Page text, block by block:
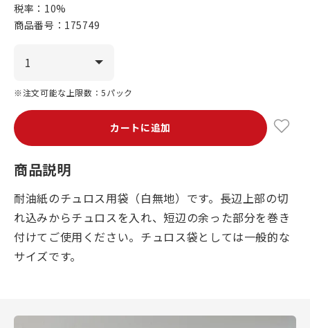
税率： 10%
商品番号： 175749
※注文可能な上限数：5パック
カートに追加
商品説明
耐油紙のチュロス用袋（白無地）です。長辺上部の切
れ込みからチュロスを入れ、短辺の余った部分を巻き
付けてご使用ください。チュロス袋としては一般的な
サイズです。